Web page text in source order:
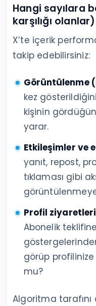
Hangi sayılara
karşılığı olanlar)
X’te içerik
takip edebilirsiniz:
Görüntülenme
kez
kişinin
yarar.
Etkileşimler ve
yanıt, repost,
tıklaması gibi
Profil
Abonelik
görüp profilinize
mu?
Algoritma